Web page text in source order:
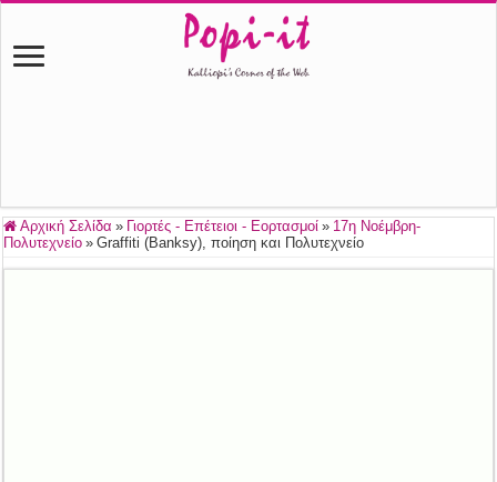
Αρχική Σελίδα » Γιορτές - Επέτειοι - Εορτασμοί » 17η Νοέμβρη-
Πολυτεχνείο » Graffiti (Banksy), ποίηση και Πολυτεχνείο